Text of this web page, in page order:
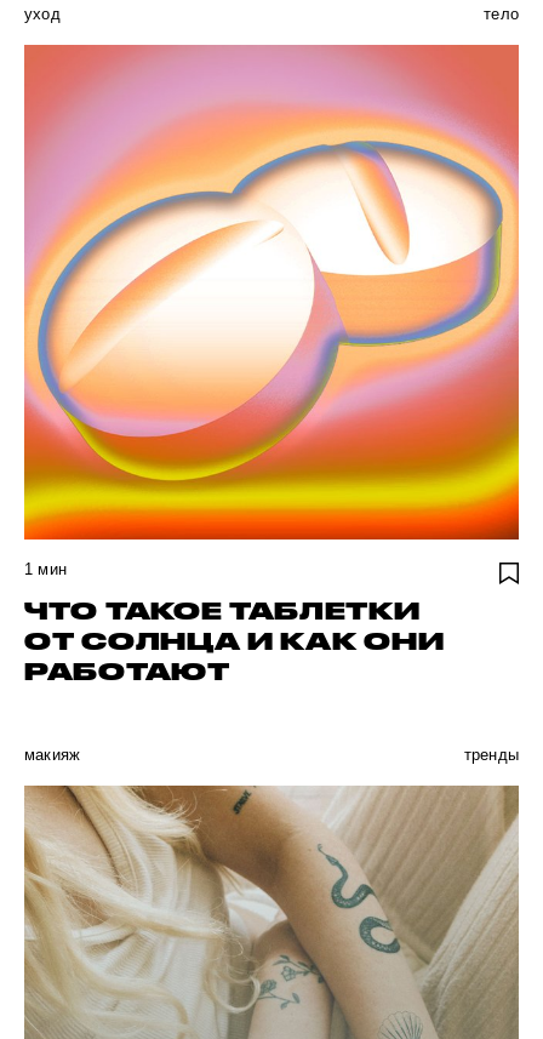
уход тело
1 мин
ЧТО ТАКОЕ ТАБЛЕТКИ
ОТ СОЛНЦА И КАК ОНИ
РАБОТАЮТ
макияж тренды